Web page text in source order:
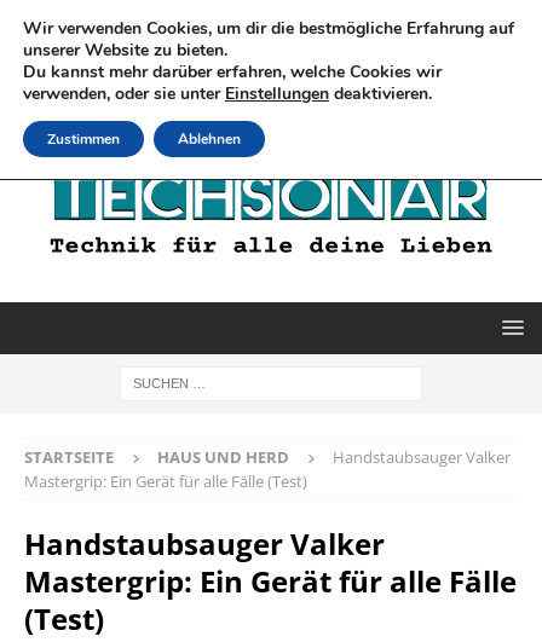
STARTSEITE HAUS UND HERD
Handstaubsauger Valker
Mastergrip: Ein Gerät für alle Fälle (Test)
Handstaubsauger Valker
Mastergrip: Ein Gerät für alle Fälle
(Test)
Wir verwenden Cookies, um dir die bestmögliche Erfahrung auf
unserer Website zu bieten.
Du kannst mehr darüber erfahren, welche Cookies wir
verwenden, oder sie unter Einstellungen deaktivieren.
Zustimmen Ablehnen